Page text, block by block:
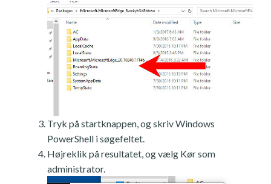
Tryk på startknappen, og skriv Windows
PowerShell i søgefeltet.
Højreklik på resultatet, og vælg Kør som
administrator.